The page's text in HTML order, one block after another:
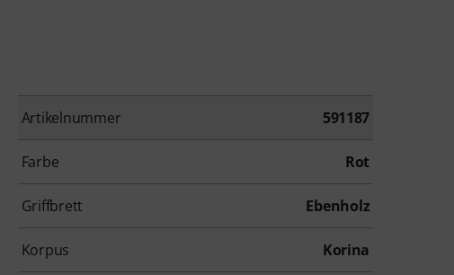
Artikelnummer 591187
Farbe Rot
Griffbrett Ebenholz
Korpus Korina